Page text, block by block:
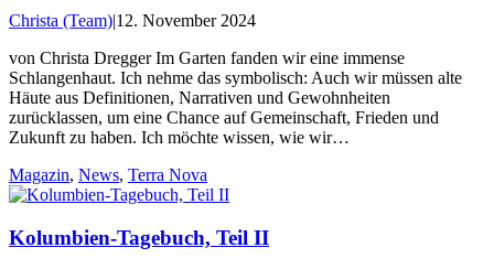
Christa (Team)|12. November 2024
von Christa Dregger Im Garten fanden wir eine immense
Schlangenhaut. Ich nehme das symbolisch: Auch wir müssen alte
Häute aus Definitionen, Narrativen und Gewohnheiten
zurücklassen, um eine Chance auf Gemeinschaft, Frieden und
Zukunft zu haben. Ich möchte wissen, wie wir…
Magazin, News, Terra Nova
Kolumbien-Tagebuch, Teil II